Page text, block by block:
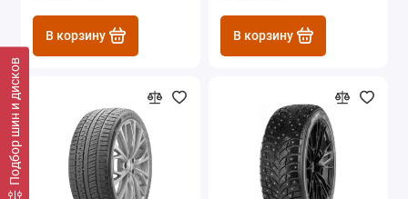
Подбор шин и дисков
В корзину В корзину